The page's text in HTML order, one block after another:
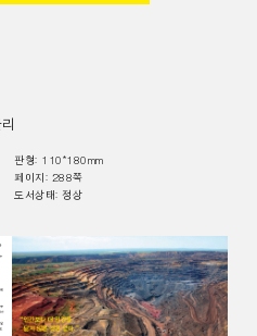
판형: 110*180mm
페이지: 288쪽
도서상태: 정상